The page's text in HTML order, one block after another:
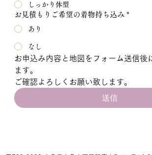
しっかり体型
お見積もりご希望の着物持ち込み *
あり
なし
お申込み内容と地図をフォーム送信後
ます。
ご確認よろしくお願い致します。
送信